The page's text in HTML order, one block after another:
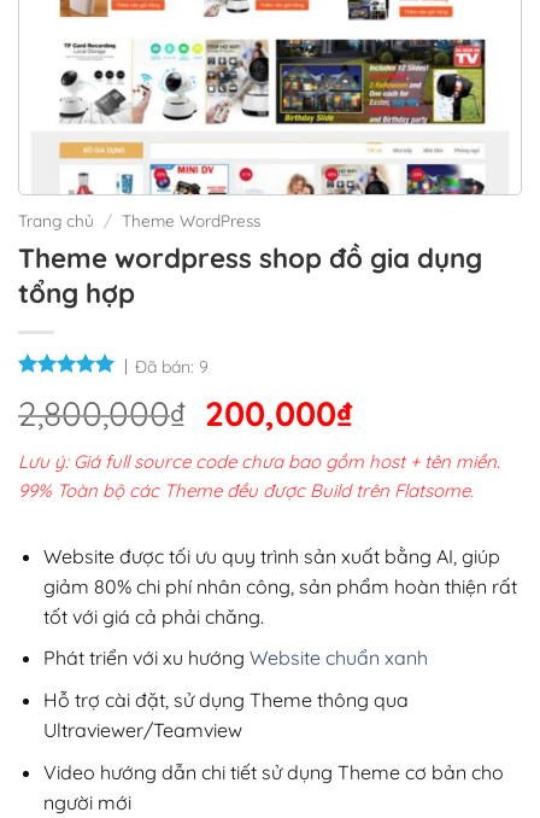
Trang chủ / Theme WordPress
Theme wordpress shop đồ gia dụng
tổng hợp
Đã bán: 9
2,800,000₫ Giá
gốc
là:
2,800,000₫.
200,000₫Giá
hiện
tại
200,000₫.
Lưu ý: Giá full source code chưa bao gồm host + tên miền.
99% Toàn bộ các Theme đều được Build trên Flatsome.
Website được tối ưu quy trình sản xuất bằng AI, giúp
giảm 80% chi phí nhân công, sản phẩm hoàn thiện rất
tốt với giá cả phải chăng.
Phát triển với xu hướng Website chuẩn xanh
Hỗ trợ cài đặt, sử dụng Theme thông qua
Ultraviewer/Teamview
Video hướng dẫn chi tiết sử dụng Theme cơ bản cho
người mới